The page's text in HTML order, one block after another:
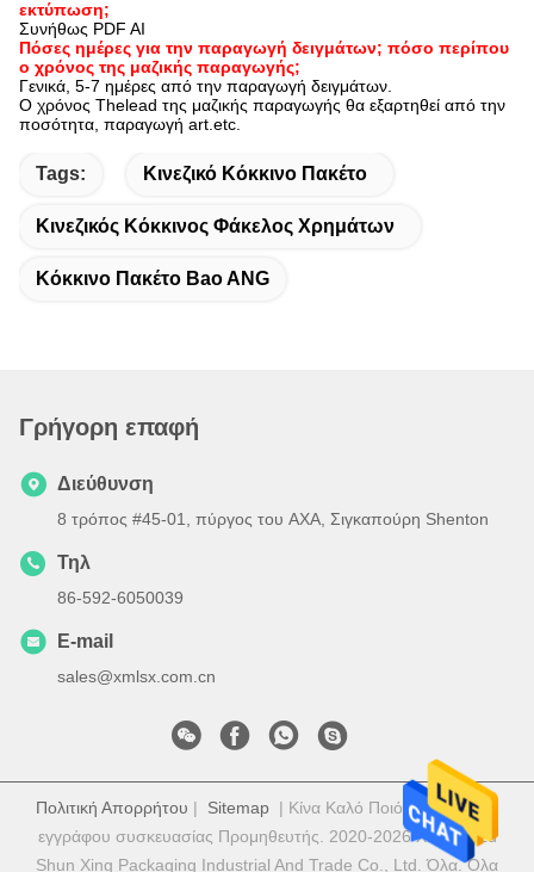
εκτύπωση;
Συνήθως PDF AI
Πόσες ημέρες για την παραγωγή δειγμάτων; πόσο περίπου
ο χρόνος της μαζικής παραγωγής;
Γενικά, 5-7 ημέρες από την παραγωγή δειγμάτων.
Ο χρόνος Thelead της μαζικής παραγωγής θα εξαρτηθεί από την
ποσότητα, παραγωγή art.etc.
Tags: Κινεζικό Κόκκινο Πακέτο
Κινεζικός Κόκκινος Φάκελος Χρημάτων
Κόκκινο Πακέτο Bao ANG
Γρήγορη επαφή
Διεύθυνση
8 τρόπος #45-01, πύργος του AXA, Σιγκαπούρη Shenton
Τηλ
86-592-6050039
E-mail
sales@xmlsx.com.cn
Πολιτική Απορρήτου | Sitemap | Κίνα Καλό Ποιότητα Κιβώτιο
εγγράφου συσκευασίας Προμηθευτής. 2020-2026 Xiamen Lu
Shun Xing Packaging Industrial And Trade Co., Ltd. Όλα. Όλα